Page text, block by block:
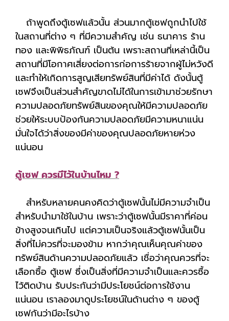
ถ้าพูดถึงตู้เซฟแล้วนั้น ส่วนมากตู้เซฟถูกนำไปใช้
ในสถานที่ต่าง ๆ ที่มีความสำคัญ เช่น ธนาคาร ร้าน
ทอง และพิพิธภัณฑ์ เป็นต้น เพราะสถานที่เหล่านี้เป็น
สถานที่มีโอกาศเสี่ยงต่อการก่อการร้ายจากผู้ไม่หวังดี
และทำให้เกิดการสูญเสียทรัพย์สินที่มีค่าได้ ดังนั้นตู้
เซฟจึงเป็นส่วนสำคัญขาดไม่ได้ในการเข้ามาช่วยรักษา
ความปลอดภัยทรัพย์สินของคุณให้มีความปลอดภัย
ช่วยให้ระบบป้องกันความปลอดภัยมีความหนาแน่น
มั่นใจได้ว่าสิ่งของมีค่าของคุณปลอดภัยหายห่วง
แน่นอน
ตู้เซฟ ควรมีไว้ในบ้านไหม ?
สำหรับหลายคนคงคิดว่าตู้เซฟนั้นไม่มีความจำเป็น
สำหรับนำมาใช้ในบ้าน เพราะว่าตู้เซฟนั้นมีราคาที่ค่อน
ข้างสูงจนเกินไป แต่ความเป็นจริงแล้วตู้เซฟนั้นเป็น
สิ่งที่ไม่ควรที่จะมองข้าม หากว่าคุณเห็นคุณค่าของ
ทรัพย์สินด้านความปลอดภัยแล้ว เชื่อว่าคุณควรที่จะ
เลือกซื้อ ตู้เซฟ ซึ่งเป็นสิ่งที่มีความจำเป็นและควรซื้อ
ไว้ติดบ้าน รับประกันว่ามีประโยชน์ต่อการใช้งาน
แน่นอน เราลองมาดูประโยชน์ในด้านต่าง ๆ ของตู้
เซฟกันว่ามีอะไรบ้าง